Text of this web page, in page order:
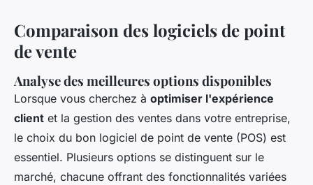
Comparaison des logiciels de point
de vente
Analyse des meilleures options disponibles
Lorsque vous cherchez à optimiser l'expérience
client et la gestion des ventes dans votre entreprise,
le choix du bon logiciel de point de vente (POS) est
essentiel. Plusieurs options se distinguent sur le
marché, chacune offrant des fonctionnalités variées